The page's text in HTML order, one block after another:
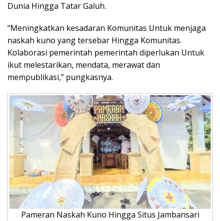
Dunia Hingga Tatar Galuh.
“Meningkatkan kesadaran Komunitas Untuk menjaga
naskah kuno yang tersebar Hingga Komunitas.
Kolaborasi pemerintah pemerintah diperlukan Untuk
ikut melestarikan, mendata, merawat dan
mempublikasi,” pungkasnya.
Pameran Naskah Kuno Hingga Situs Jambansari